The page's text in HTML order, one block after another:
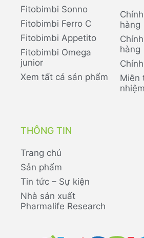
Fitobimbi Sonno
Fitobimbi Ferro C
Fitobimbi Appetito
Fitobimbi Omega
junior
Xem tất cả sản phẩm
hàng
hàng
Miễn
THÔNG TIN
Trang chủ
Sản phẩm
Tin tức – Sự kiện
Nhà sản xuất
Pharmalife Research